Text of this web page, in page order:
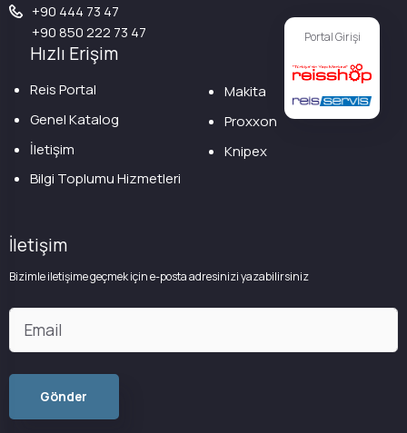
Portal Girişi
+90 444 73 47
+90 850 222 73 47
Hızlı Erişim
Reis Portal
Genel Katalog
İletişim
Bilgi Toplumu Hizmetleri
Makita
Proxxon
Knipex
İletişim
Bizimle iletişime geçmek için e-posta adresinizi yazabilirsiniz